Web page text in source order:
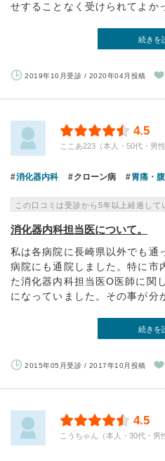
せすることなく受けられてよか
続きを
2019年10月受診 / 2020年04月投稿
4.5
ここあ223（本人・50代・男
消化器内科 クローン病 胃痛・
この口コミは受診から5年以上経過して
消化器内科担当医について。
私は各病院に長崎県以外でも通
病院にも通院しました。特に市
た消化器内科担当医O医師に関
になっていました。その事が分
続きを
2015年05月受診 / 2017年10月投稿
4.5
こうちゃん（本人・30代・男